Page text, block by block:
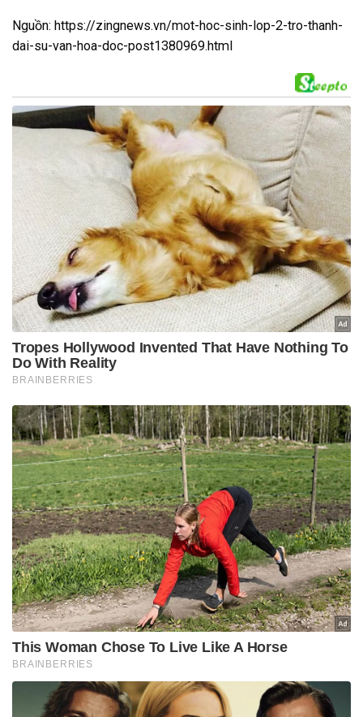
Nguồn: https://zingnews.vn/mot-hoc-sinh-lop-2-tro-thanh-
dai-su-van-hoa-doc-post1380969.html